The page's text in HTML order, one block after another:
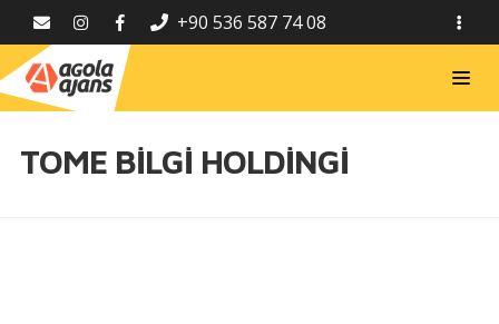
+90 536 587 74 08
TOME BİLGİ HOLDİNGİ